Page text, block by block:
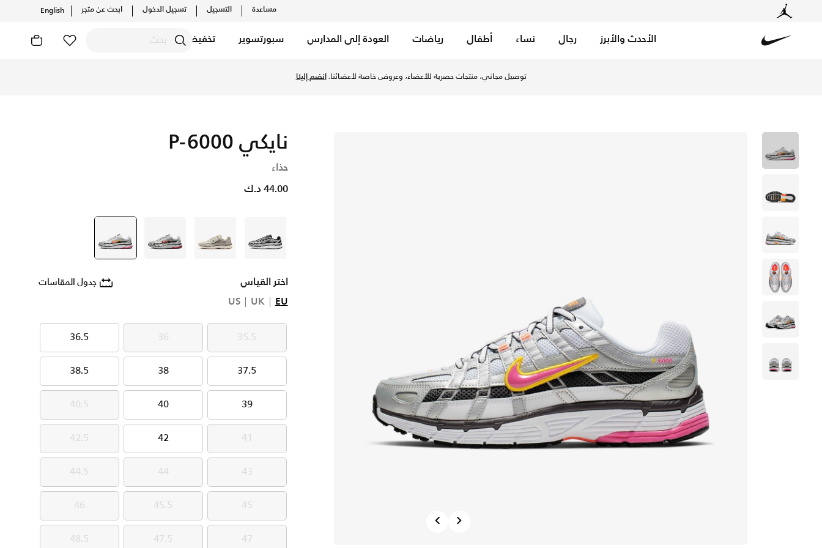
مساعدة التسجيل تسجيل الدخول ابحث عن متجر English
الأحدث والأبرز رجال نساء أطفال رياضات العودة إلى المدارس سبورتسوير تخفيضات
معًا عبر الرياضة
توصيل مجاني إلى جميع أنحاء الكويت. لأن الحركة تجمعنا.تسوق الآن
Next
نايكي P-6000
حذاء
44.00 د.ك
أسود رمادي رمادي selected
رمادي
اختر القياس جدول المقاسات
EU
UK
US
35.5
35.5
36
36
36.5
36.5
37.5
37.5
38
38
38.5
38.5
39
39
40
40
40.5
40.5
41
41
42
42
42.5
42.5
43
43
44
44
44.5
44.5
45
45
45.5
45.5
46
46
47
47.5
48.5